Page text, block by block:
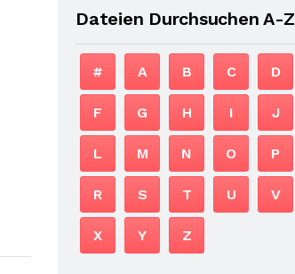
Dateien Durchsuchen A-Z
# A B C D
F G H I J
L M N O P
R S T U V
X Y Z